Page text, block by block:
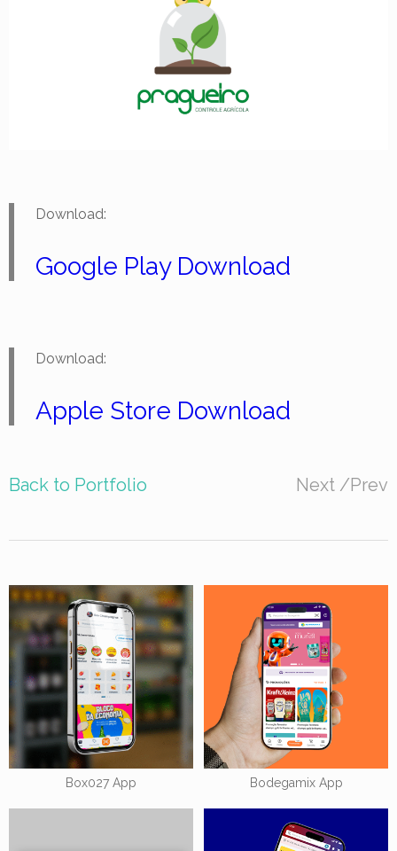
Download:
Google Play Download
Download:
Apple Store Download
Back to Portfolio Next /Prev
Box027 App Bodegamix App